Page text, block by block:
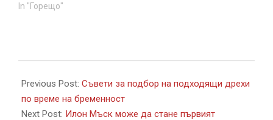
In "Горещо"
03-
29
Previous Post: Съвети за подбор на подходящи дрехи
по време на бременност
Next Post: Илон Мъск може да стане първият